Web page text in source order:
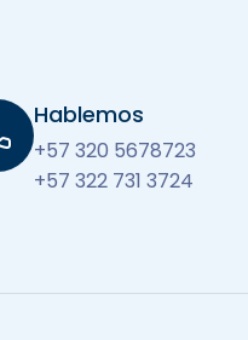
Hablemos
+57 320 5678723
+57 322 731 3724